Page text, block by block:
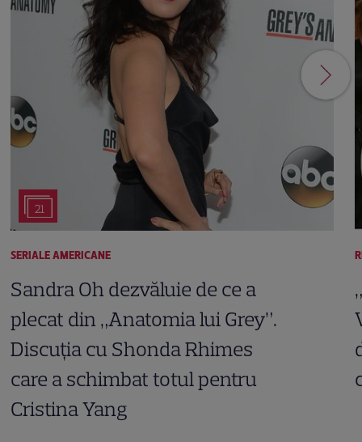
21
SERIALE AMERICANE
Sandra Oh dezvăluie de ce a
plecat din „Anatomia lui Grey”.
Discuția cu Shonda Rhimes
care a schimbat totul pentru
Cristina Yang